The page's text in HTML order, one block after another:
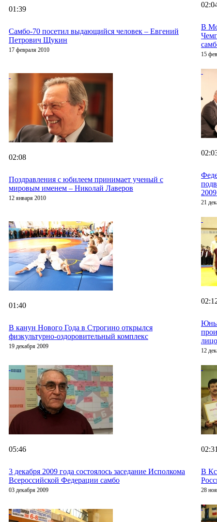
01:39
Cамбо-70 посетил выдающийся человек – Евгений
Петрович Щукин
17 февраля 2010
В
15
02:08
Поздравления с юбилеем принимает ученый с
мировым именем – Николай Лаверов
12 января 2010
21
01:40
В канун Нового Года в Строгино открылся
физкультурно-оздоровительный комплекс
19 декабря 2009
12
05:46
3 декабря 2009 года состоялось заседание Исполкома
Всероссийской Федерации самбо
03 декабря 2009
В
28